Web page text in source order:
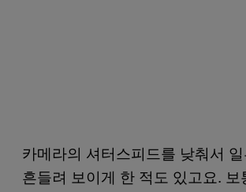
카메라의 셔터스피드를 낮춰서
흔들려 보이게 한 적도 있고요. 보